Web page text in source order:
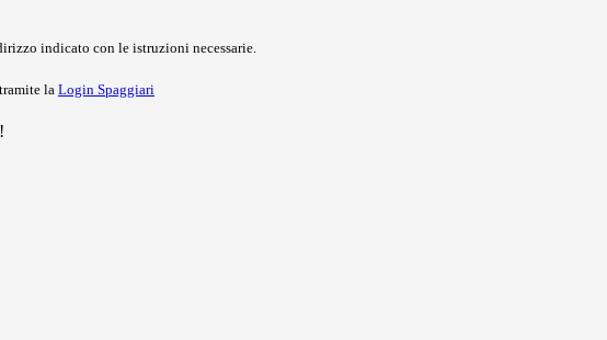
indicato con le istruzioni necessarie.
la Login Spaggiari